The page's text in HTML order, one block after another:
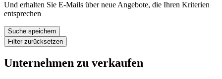
Und erhalten Sie E-Mails über neue Angebote, die Ihren Kriterien
entsprechen
Suche speichern
Filter zurücksetzen
Unternehmen zu verkaufen